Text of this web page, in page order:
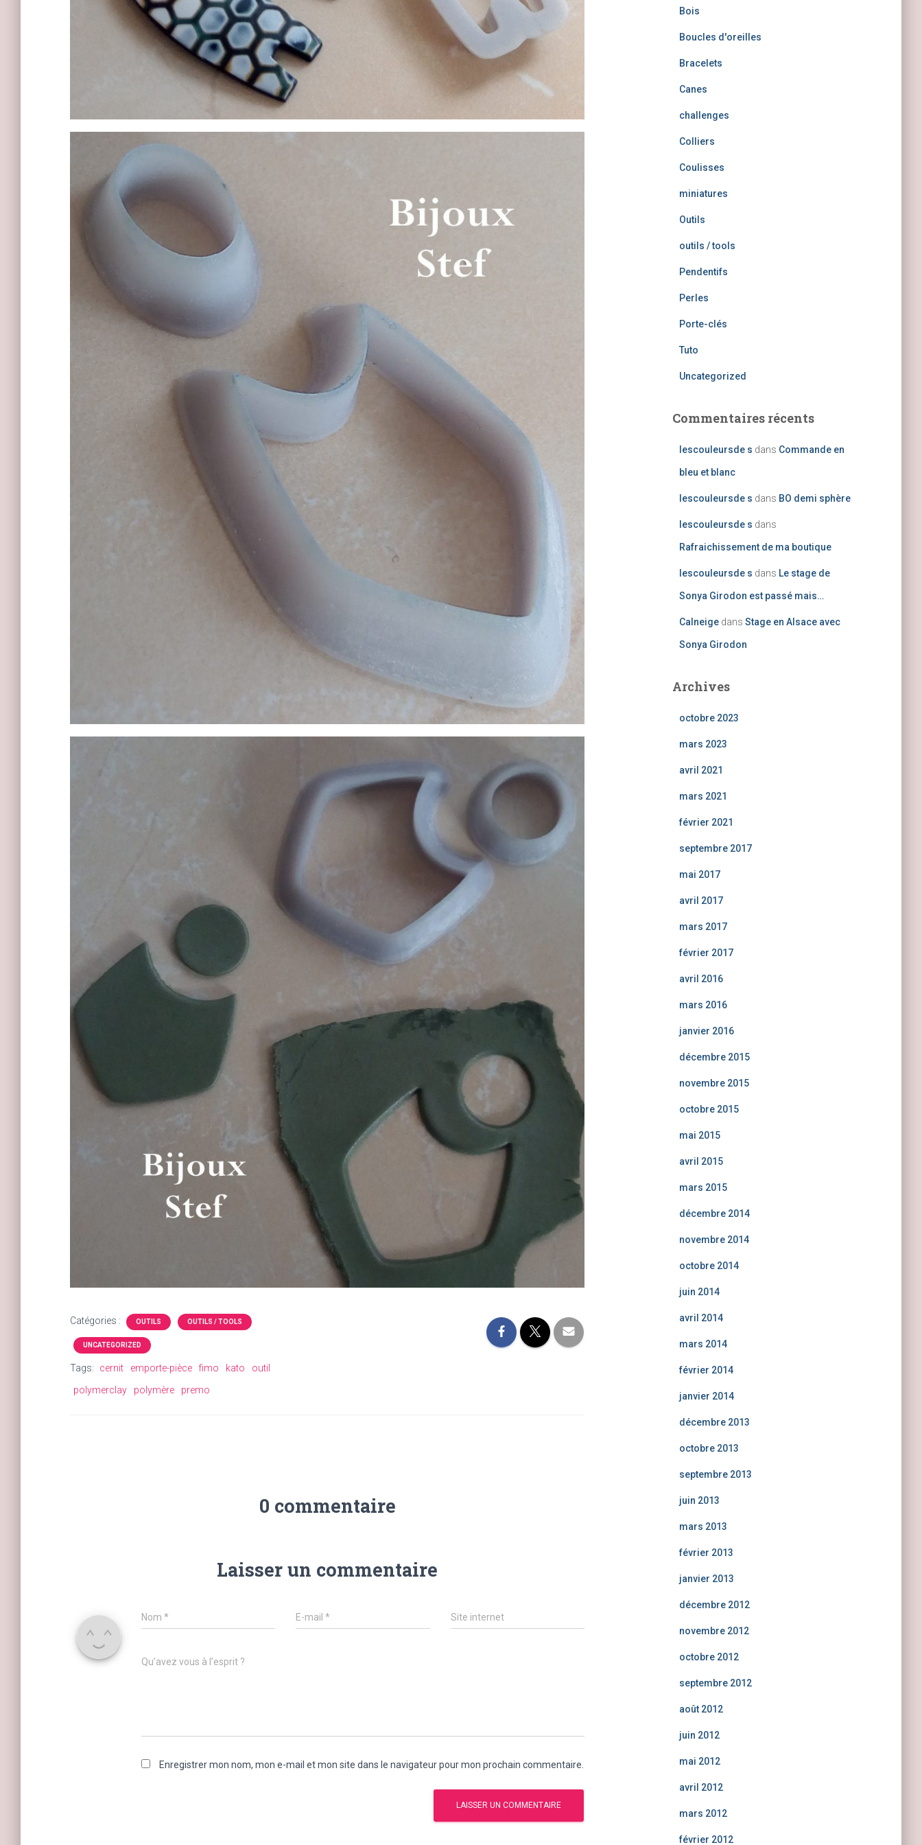
Catégories : OUTILS OUTILS / TOOLS
UNCATEGORIZED
Tags: cernit emporte-pièce fimo kato
outil
polymerclay
polymère premo
0 commentaire
Laisser un commentaire
Nom * E-mail* Site internet
Qu’avez vous à l’esprit ?
Enregistrer mon nom, mon e-mail et mon site dans le navigateur pour mon prochain commentaire.
Bois
Boucles d'oreilles
Bracelets
Canes
challenges
Colliers
Coulisses
miniatures
Outils
outils / tools
Pendentifs
Perles
Porte-clés
Tuto
Uncategorized
Commentaires récents
lescouleursde s dans Commande en
bleu et blanc
lescouleursde s dans BO demi sphère
lescouleursde s dans
Rafraichissement de ma boutique
lescouleursde s dans Le stage de
Sonya Girodon est passé mais…
Calneigedans Stage en Alsace avec
Sonya Girodon
Archives
octobre 2023
mars 2023
avril 2021
mars 2021
février 2021
septembre 2017
mai 2017
avril 2017
mars 2017
février 2017
avril 2016
mars 2016
janvier 2016
décembre 2015
novembre 2015
octobre 2015
mai 2015
avril 2015
mars 2015
décembre 2014
novembre 2014
octobre 2014
juin 2014
avril 2014
mars 2014
février 2014
janvier 2014
décembre 2013
octobre 2013
septembre 2013
juin 2013
mars 2013
février 2013
janvier 2013
décembre 2012
novembre 2012
octobre 2012
septembre 2012
août 2012
juin 2012
mai 2012
avril 2012
mars 2012
février 2012